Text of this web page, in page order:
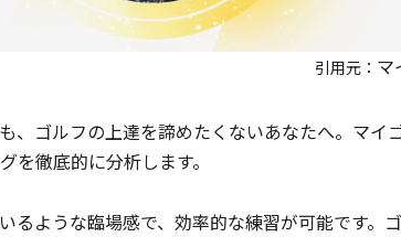
引用元： マ
、ゴルフの上達を諦めたくないあなたへ。マ
を徹底的に分析します。
るような臨場感で、効率的な練習が可能です